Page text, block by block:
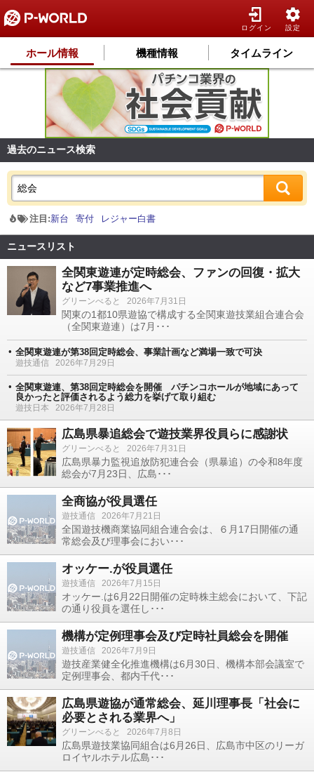
ログイン 設定
ホール情報 機種情報 タイムライン
過去のニュース検索
注目:新台 寄付 レジャー白書
ニュースリスト
全関東遊連が定時総会、ファンの回復・拡大
など7事業推進へ
グリーンべると 2026年7月31日
関東の1都10県遊協で構成する全関東遊技業組合連合会
（全関東遊連）は7月･･･
全関東遊連が第38回定時総会、事業計画など満場一致で可決
遊技通信 2026年7月29日
全関東遊連、第38回定時総会を開催 パチンコホールが地域にあって
良かったと評価されるよう総力を挙げて取り組む
遊技日本 2026年7月28日
広島県暴追総会で遊技業界役員らに感謝状
グリーンべると 2026年7月31日
広島県暴力監視追放防犯連合会（県暴追）の令和8年度
総会が7月23日、広島･･･
全商協が役員選任
遊技通信 2026年7月21日
全国遊技機商業協同組合連合会は、６月17日開催の通
常総会及び理事会におい･･･
オッケー.が役員選任
遊技通信 2026年7月15日
オッケー.は6月22日開催の定時株主総会において、下記
の通り役員を選任し･･･
機構が定例理事会及び定時社員総会を開催
遊技通信 2026年7月9日
遊技産業健全化推進機構は6月30日、機構本部会議室で
定例理事会、都内千代･･･
広島県遊協が通常総会、延川理事長「社会に
必要とされる業界へ」
グリーンべると 2026年7月8日
広島県遊技業協同組合は6月26日、広島市中区のリーガ
ロイヤルホテル広島･･･